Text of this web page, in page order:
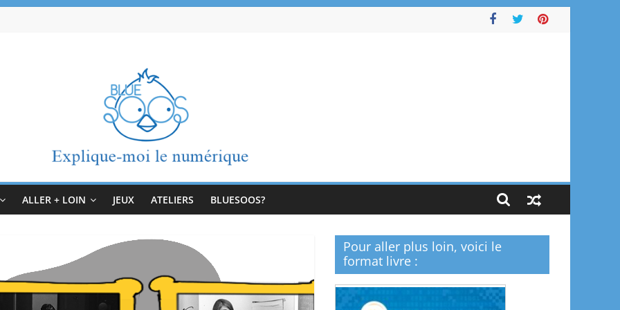
ALLER + LOIN JEUX ATELIERS BLUESOOS?
Pour aller plus loin, voici le
format livre :